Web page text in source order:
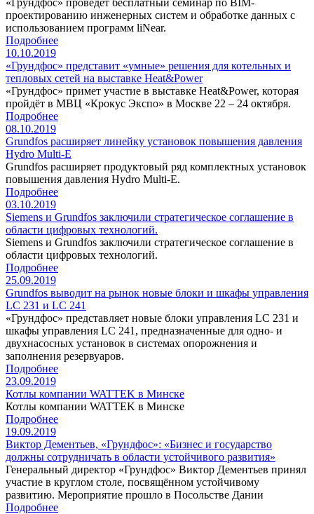
проектированию инженерных систем и обработке данных с
использованием программ liNear.
Подробнее
10.10.2019
«Грундфос» представит «умные» решения для котельных и
тепловых сетей на выставке Heat&Power
«Грундфос» примет участие в выставке Heat&Power, которая
пройдёт в МВЦ «Крокус Экспо» в Москве 22 – 24 октября.
Подробнее
08.10.2019
Grundfos расширяет линейку установок повышения давления
Hydro Multi-E
Grundfos расширяет продуктовый ряд комплектных установок
повышения давления Hydro Multi-E.
Подробнее
03.10.2019
Siemens и Grundfos заключили стратегическое соглашение в
области цифровых технологий.
Siemens и Grundfos заключили стратегическое соглашение в
области цифровых технологий.
Подробнее
25.09.2019
Grundfos выводит на рынок новые блоки и шкафы управления
LC 231 и LC 241
«Грундфос» представляет новые блоки управления LC 231 и
шкафы управления LC 241, предназначенные для одно- и
двухнасосных установок в системах опорожнения и
заполнения резервуаров.
Подробнее
23.09.2019
Котлы компании WATTEK в Минске
Котлы компании WATTEK в Минске
Подробнее
19.09.2019
Виктор Дементьев, «Грундфос»: «Бизнес и государство
должны сотрудничать в области устойчивого развития»
Генеральный директор «Грундфос» Виктор Дементьев принял
участие в круглом столе, посвящённом устойчивому
развитию. Мероприятие прошло в Посольстве Дании
Подробнее